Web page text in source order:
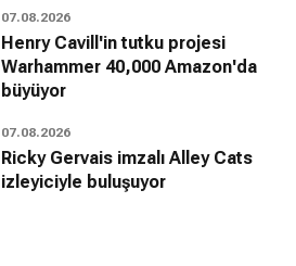
07.08.2026
Henry Cavill'in tutku projesi
Warhammer 40,000 Amazon'da
büyüyor
07.08.2026
Ricky Gervais imzalı Alley Cats
izleyiciyle buluşuyor